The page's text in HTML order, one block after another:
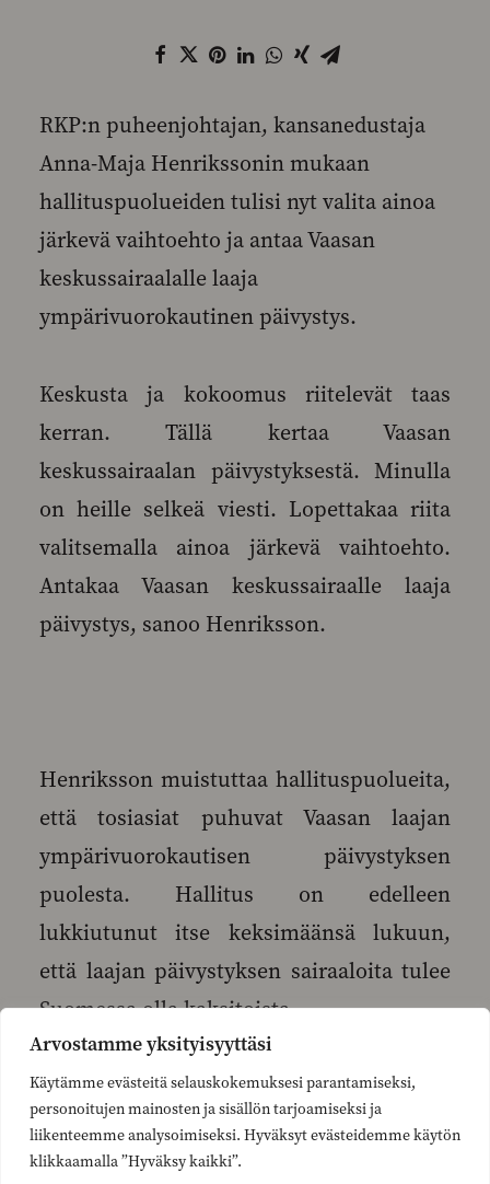
Arvostamme yksityisyyttäsi
Käytämme evästeitä selauskokemuksesi parantamiseksi,
personoitujen mainosten ja sisällön tarjoamiseksi ja
liikenteemme analysoimiseksi. Hyväksyt evästeidemme käytön
klikkaamalla ”Hyväksy kaikki”.
RKP:n puheenjohtajan, kansanedustaja
Anna-Maja Henrikssonin mukaan
hallituspuolueiden tulisi nyt valita ainoa
järkevä vaihtoehto ja antaa Vaasan
keskussairaalalle laaja
ympärivuorokautinen päivystys.
Keskusta ja kokoomus riitelevät taas
kerran. Tällä kertaa Vaasan
keskussairaalan päivystyksestä. Minulla
on heille selkeä viesti. Lopettakaa riita
valitsemalla ainoa järkevä vaihtoehto.
Antakaa Vaasan keskussairaalle laaja
päivystys, sanoo Henriksson.
Henriksson muistuttaa hallituspuolueita,
että tosiasiat puhuvat Vaasan laajan
ympärivuorokautisen päivystyksen
puolesta. Hallitus on edelleen
lukkiutunut itse keksimäänsä lukuun,
että laajan päivystyksen sairaaloita tulee
Suomessa olla kaksitoista.
Hallituksen pitäisi nyt huomioida kaikki